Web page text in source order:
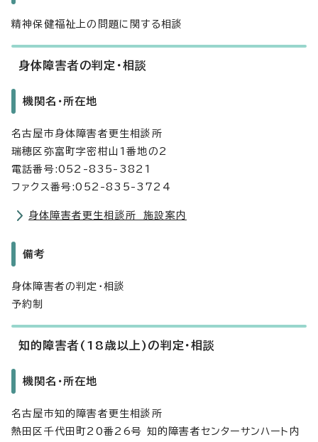
精神保健福祉上の問題に関する相談
身体障害者の判定・相談
機関名・所在地
名古屋市身体障害者更生相談所
瑞穂区弥富町字密柑山1番地の2
電話番号:052-835-3821
ファクス番号:052-835-3724
身体障害者更生相談所 施設案内
備考
身体障害者の判定・相談
予約制
知的障害者(18歳以上)の判定・相談
機関名・所在地
名古屋市知的障害者更生相談所
熱田区千代田町20番26号 知的障害者センターサンハート内